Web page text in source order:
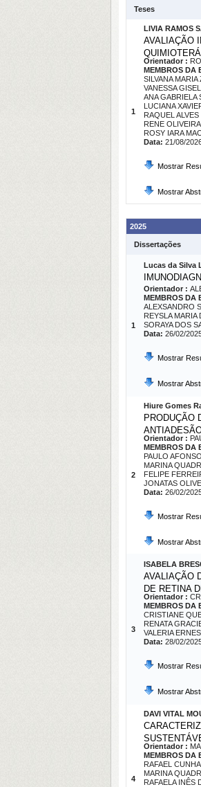
Teses
1
LIVIA RAMOS
AVALIAÇÃO
Orientador :
MEMBROS DA
SILVANA
VANESSA
ANA GABRIELA
LUCIANA
RAQUEL
RENE
ROSY IARA
Data: 21/08/
Mostrar
Mostrar
2025
Dissertações
1
Lucas da Silva
Orientador :
MEMBROS DA
ALEXSANDRO
REYSLA MARIA
SORAYA DOS
Data: 26/02/
Mostrar
Mostrar
2
Hiure Gomes
PRODUÇÃO
Orientador :
MEMBROS DA
PAULO
MARINA
FELIPE
JONATAS
Data: 26/02/
Mostrar
Mostrar
3
ISABELA
AVALIAÇÃO
DE RETINA
Orientador :
MEMBROS DA
CRISTIANE
RENATA
VALERIA
Data: 28/02/
Mostrar
Mostrar
4
DAVI VITAL
Orientador :
MEMBROS DA
RAFAEL
MARINA
RAFAELA INÊS